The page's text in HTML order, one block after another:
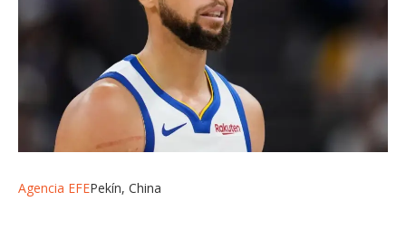
Agencia EFEPekín, China